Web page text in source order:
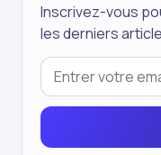
Inscrivez-vous
les derniers